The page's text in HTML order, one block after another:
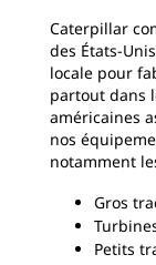
Caterpillar
des États-
locale pour
partout dans
américaines
nos
notamment
Gros
Petits